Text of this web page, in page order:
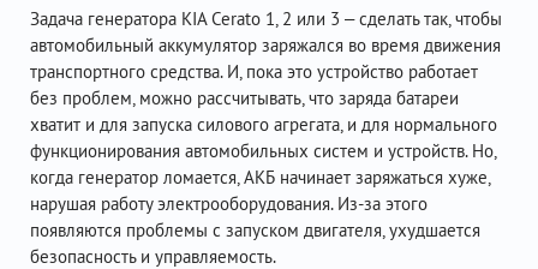
Задача генератора KIA Cerato 1, 2 или 3 – сделать так, чтобы
автомобильный аккумулятор заряжался во время движения
транспортного средства. И, пока это устройство работает
без проблем, можно рассчитывать, что заряда батареи
хватит и для запуска силового агрегата, и для нормального
функционирования автомобильных систем и устройств. Но,
когда генератор ломается, АКБ начинает заряжаться хуже,
нарушая работу электрооборудования. Из-за этого
появляются проблемы с запуском двигателя, ухудшается
безопасность и управляемость.